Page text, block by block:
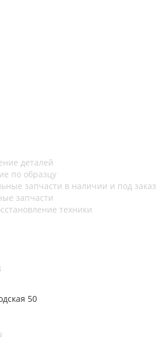
деталей
по образцу
запчасти в наличии и под заказ
запчасти
техники
50